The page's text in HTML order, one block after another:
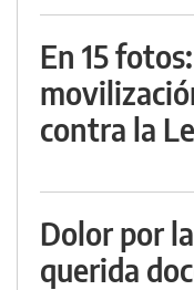
En 15
contra la
Dolor por
querida